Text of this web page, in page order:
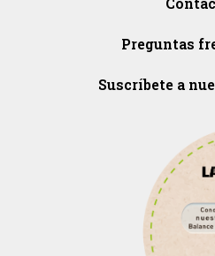
Preguntas
Suscríbete a